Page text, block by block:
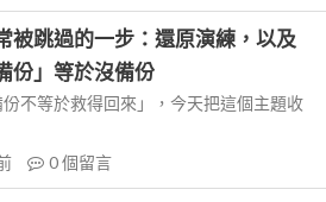
被跳過的一步：還原演練，以及
份」等於沒備份
不等於救得回來」，今天把這個主題收
0個留言